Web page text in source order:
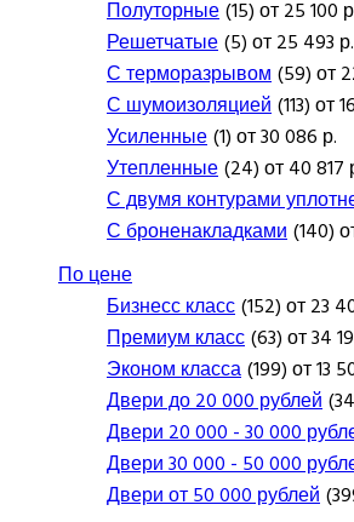
Полуторные(15) от 25 100
Решетчатые(5) от 25 493 р.
С терморазрывом(59) от
С шумоизоляцией(113) от
Усиленные(1) от 30 086 р.
Утепленные(24) от 40 817
С двумя контурами
С броненакладками(140)
По цене
Бизнесс класс(152) от 23
Премиум класс(63) от 34
Эконом класса(199) от 13
Двери до 20 000 рублей
Двери 20 000 - 30 000
Двери 30 000 - 50 000
Двери от 50 000 рублей